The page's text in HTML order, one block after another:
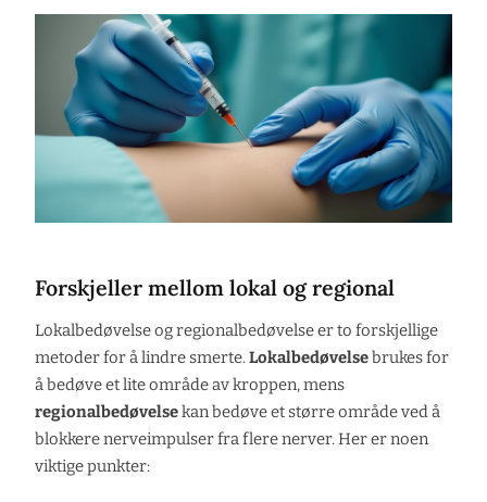
Forskjeller mellom lokal og regional
Lokalbedøvelse og regionalbedøvelse er to forskjellige
metoder for å lindre smerte. Lokalbedøvelsebrukes for
å bedøve et lite område av kroppen, mens
regionalbedøvelsekan bedøve et større område ved å
blokkere nerveimpulser fra flere nerver. Her er noen
viktige punkter: